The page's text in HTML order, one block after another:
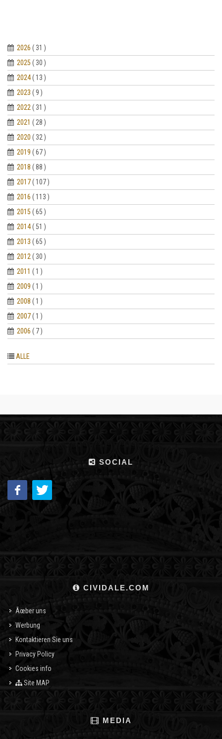
2026 ( 31 )
2025 ( 30 )
2024( 13 )
2023 ( 9 )
2022 ( 31 )
2021 ( 28 )
2020 ( 32 )
2019 ( 67 )
2018 ( 88 )
2017( 107 )
2016 ( 113 )
2015 ( 65 )
2014( 51 )
2013 ( 65 )
2012 ( 30 )
2011 ( 1 )
2009 ( 1 )
2008 ( 1 )
2007( 1 )
2006 ( 7 )
ALLE
SOCIAL
CIVIDALE.COM
Ãœber uns
Werbung
Kontaktieren Sie uns
Privacy Policy
Cookies info
Site MAP
MEDIA